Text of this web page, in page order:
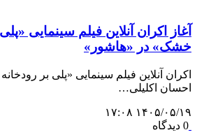
آغاز اکران آنلاین فیلم سینمایی «پلی
خشک» در «هاشور»
اکران آنلاین فیلم سینمایی «پلی بر
احسان اکلیلی…
۱۴۰۵/۰۵/۱۹ ۱۷:۰۸